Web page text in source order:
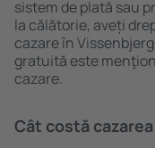
sistem de plată sau
la călătorie, aveți
cazare în
gratuită este
cazare.
Cât costă